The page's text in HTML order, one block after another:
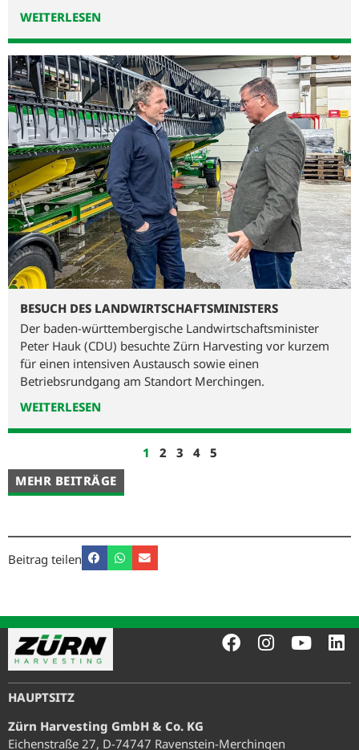
WEITERLESEN
BESUCH DES LANDWIRTSCHAFTSMINISTERS
Der baden-württembergische Landwirtschaftsminister
Peter Hauk (CDU) besuchte Zürn Harvesting vor kurzem
für einen intensiven Austausch sowie einen
Betriebsrundgang am Standort Merchingen.
WEITERLESEN
1 2 3 4
5
MEHR BEITRÄGE
Beitrag teilen
HAUPTSITZ
Zürn Harvesting GmbH & Co. KG
Eichenstraße 27, D-74747 Ravenstein-Merchingen